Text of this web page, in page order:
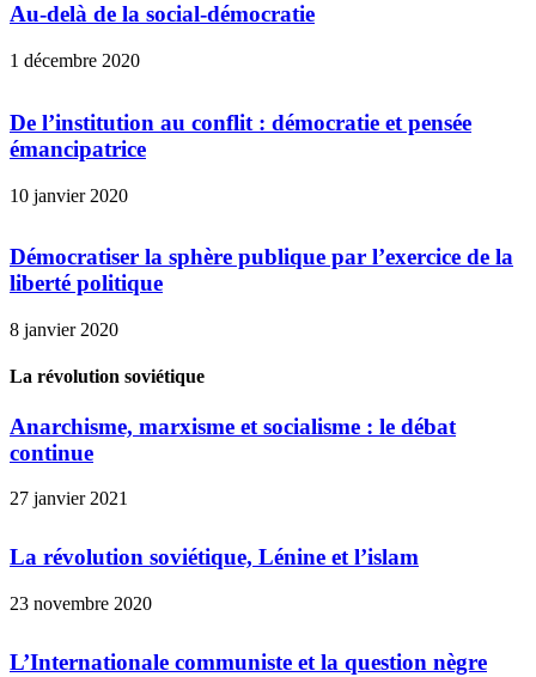
Au-delà de la social-démocratie
1 décembre 2020
De l’institution au conflit : démocratie et pensée
émancipatrice
10 janvier 2020
Démocratiser la sphère publique par l’exercice de la
liberté politique
8 janvier 2020
La révolution soviétique
Anarchisme, marxisme et socialisme : le débat
continue
27 janvier 2021
La révolution soviétique, Lénine et l’islam
23 novembre 2020
L’Internationale communiste et la question nègre